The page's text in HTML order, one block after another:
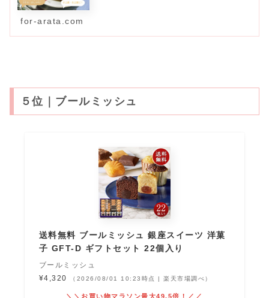
for-arata.com
５位｜ブールミッシュ
送料無料 ブールミッシュ 銀座スイーツ 洋菓
子 GFT-D ギフトセット 22個入り
ブールミッシュ
¥4,320
（2026/08/01 10:23時点 | 楽天市場調べ）
＼＼お買い物マラソン最大49.5倍！／／